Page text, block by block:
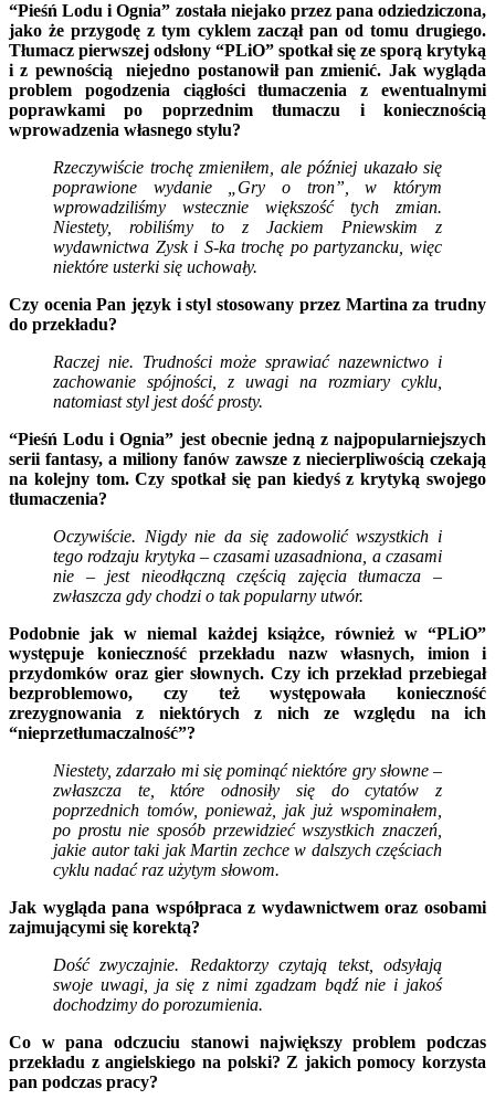
“Pieśń Lodu i Ognia” została niejako przez pana odziedziczona,
jako że przygodę z tym cyklem zaczął pan od tomu drugiego.
Tłumacz pierwszej odsłony “PLiO” spotkał się ze sporą krytyką
i z pewnością niejedno postanowił pan zmienić. Jak wygląda
problem pogodzenia ciągłości tłumaczenia z ewentualnymi
poprawkami po poprzednim tłumaczu i koniecznością
wprowadzenia własnego stylu?
Rzeczywiście trochę zmieniłem, ale później ukazało się
poprawione wydanie „Gry o tron”, w którym
wprowadziliśmy wstecznie większość tych zmian.
Niestety, robiliśmy to z Jackiem Pniewskim z
wydawnictwa Zysk i S-ka trochę po partyzancku, więc
niektóre usterki się uchowały.
Czy ocenia Pan język i styl stosowany przez Martina za trudny
do przekładu?
Raczej nie. Trudności może sprawiać nazewnictwo i
zachowanie spójności, z uwagi na rozmiary cyklu,
natomiast styl jest dość prosty.
“Pieśń Lodu i Ognia” jest obecnie jedną z najpopularniejszych
serii fantasy, a miliony fanów zawsze z niecierpliwością czekają
na kolejny tom. Czy spotkał się pan kiedyś z krytyką swojego
tłumaczenia?
Oczywiście. Nigdy nie da się zadowolić wszystkich i
tego rodzaju krytyka – czasami uzasadniona, a czasami
nie – jest nieodłączną częścią zajęcia tłumacza –
zwłaszcza gdy chodzi o tak popularny utwór.
Podobnie jak w niemal każdej książce, również w “PLiO”
występuje konieczność przekładu nazw własnych, imion i
przydomków oraz gier słownych. Czy ich przekład przebiegał
bezproblemowo, czy też występowała konieczność
zrezygnowania z niektórych z nich ze względu na ich
“nieprzetłumaczalność”?
Niestety, zdarzało mi się pominąć niektóre gry słowne –
zwłaszcza te, które odnosiły się do cytatów z
poprzednich tomów, ponieważ, jak już wspominałem,
po prostu nie sposób przewidzieć wszystkich znaczeń,
jakie autor taki jak Martin zechce w dalszych częściach
cyklu nadać raz użytym słowom.
Jak wygląda pana współpraca z wydawnictwem oraz osobami
zajmującymi się korektą?
Dość zwyczajnie. Redaktorzy czytają tekst, odsyłają
swoje uwagi, ja się z nimi zgadzam bądź nie i jakoś
dochodzimy do porozumienia.
Co w pana odczuciu stanowi największy problem podczas
przekładu z angielskiego na polski? Z jakich pomocy korzysta
pan podczas pracy?